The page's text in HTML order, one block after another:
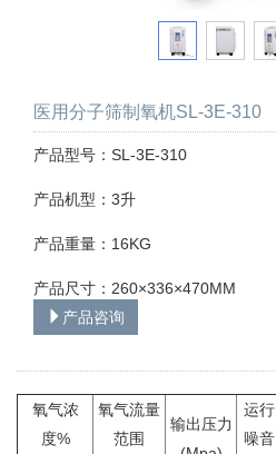
医用分子筛制氧机SL-3E-310
产品型号：SL-3E-310
产品机型：3升
产品重量：16KG
产品尺寸：260×336×470MM
产品咨询
氧气浓
度%
氧气流量
范围
输出压力
运行
噪音